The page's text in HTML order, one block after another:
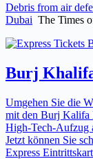
Debris from air
Dubai The Times
Burj
Umgehen Sie die
mit den Burj Kalifa
High-Tech-Aufzug
Jetzt können Sie
Express